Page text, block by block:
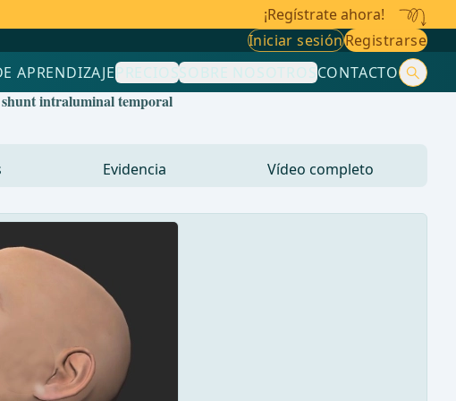
¡Regístrate ahora!
Iniciar sesiónRegistrarse
APRENDIZAJEPRECIOSSOBRE NOSOTROSCONTACTO
intraluminal temporal
Evidencia Vídeo completo